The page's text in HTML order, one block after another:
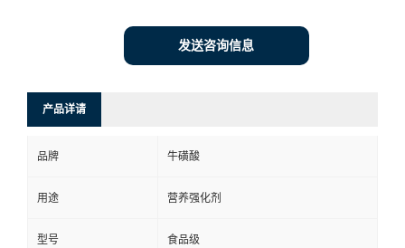
发送咨询信息
产品详请
品牌 牛磺酸
用途 营养强化剂
型号 食品级